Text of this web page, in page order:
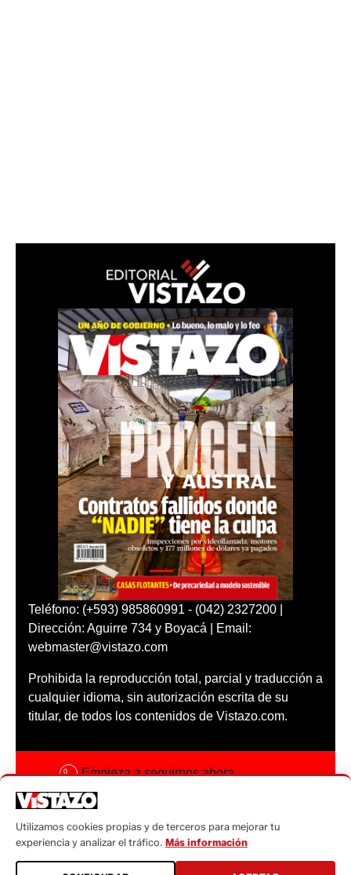
Teléfono: (+593) 985860991 - (042) 2327200 |
Dirección: Aguirre 734 y Boyacá | Email:
webmaster@vistazo.com
Prohibida la reproducción total, parcial y traducción a
cualquier idioma, sin autorización escrita de su
titular, de todos los contenidos de Vistazo.com.
Empieza a seguirnos ahora
Código ética
Sugerencias a:
Utilizamos cookies propias y de terceros para mejorar tu
experiencia y analizar el tráfico. Más información